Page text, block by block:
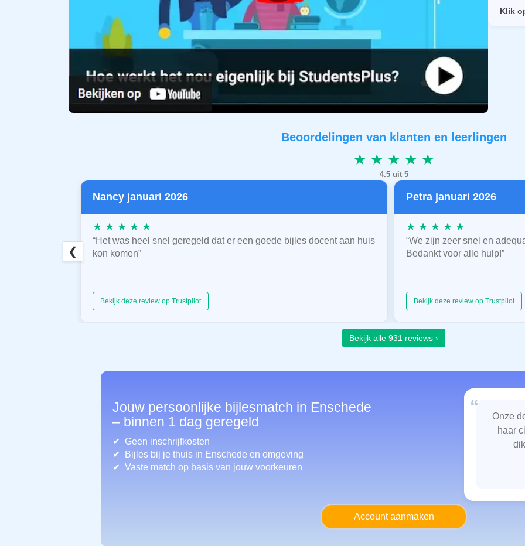
Klik
Beoordelingen van klanten en leerlingen
★ ★ ★ ★ ★
4.5 uit 5
Nancy januari 2026
★ ★ ★ ★ ★
“Het was heel snel geregeld dat er een goede bijles docent aan huis
kon komen”
Bekijk deze review op Trustpilot
Petra januari 2026
★ ★ ★ ★ ★
“We zijn zeer snel en
Bedankt voor alle hulp!”
Bekijk deze review op Trustpilot
❮
Bekijk alle 931 reviews ›
Jouw persoonlijke bijlesmatch in Enschede
– binnen 1 dag geregeld
Geen inschrijfkosten
Bijles bij je thuis in Enschede en omgeving
Vaste match op basis van jouw voorkeuren
“
Onze
haar
Account aanmaken